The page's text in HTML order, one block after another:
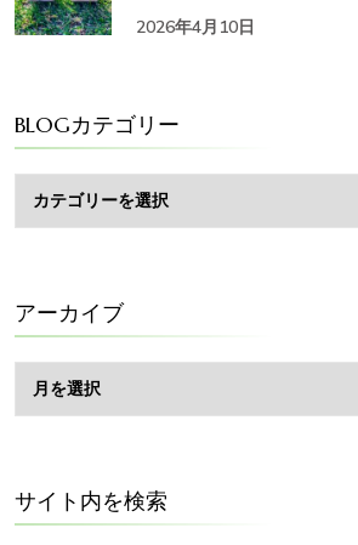
2026年4月10日
BLOGカテゴリー
カ
テ
ー
アーカイブ
ー
カ
サイト内を検索